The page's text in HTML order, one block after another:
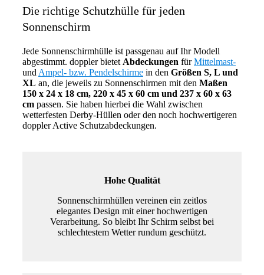
Die richtige Schutzhülle für jeden
Sonnenschirm
Jede Sonnenschirmhülle ist passgenau auf Ihr Modell
abgestimmt. doppler bietet Abdeckungen fürMittelmast-
und Ampel- bzw. Pendelschirme in den Größen S, L und
XL an, die jeweils zu Sonnenschirmen mit den Maßen
150 x 24 x 18 cm, 220 x 45 x 60 cm und 237 x 60 x 63
cm passen. Sie haben hierbei die Wahl zwischen
wetterfesten Derby-Hüllen oder den noch hochwertigeren
doppler Active Schutzabdeckungen.
Hohe Qualität
Sonnenschirmhüllen vereinen ein zeitlos
elegantes Design mit einer hochwertigen
Verarbeitung. So bleibt Ihr Schirm selbst bei
schlechtestem Wetter rundum geschützt.